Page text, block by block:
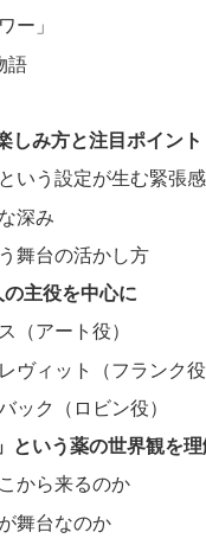
ー」
語
み方と注目ポイント
いう設定が生む緊張感
深み
舞台の活かし方
主役を中心に
（アート役）
ヴィット（フランク役
ック（ロビン役）
いう薬の世界観を理
から来るのか
舞台なのか